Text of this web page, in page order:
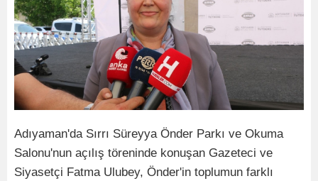
Adıyaman'da Sırrı Süreyya Önder Parkı ve Okuma
Salonu'nun açılış töreninde konuşan Gazeteci ve
Siyasetçi Fatma Ulubey, Önder'in toplumun farklı